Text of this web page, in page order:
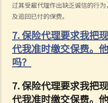
过其受雇代理作出缺乏诚信的行
及追回已付的保费。
7. 保险代理要求我把
代我准时缴交保费。
吗？
7.保险代理要求我把
代我准时缴交保费。